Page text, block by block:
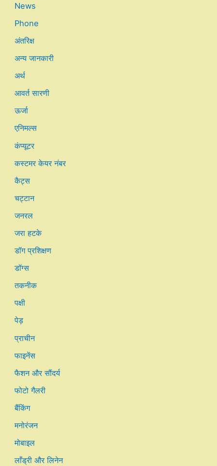
News
Phone
अंतरिक्ष
अन्य जानकारी
अर्थ
आवर्त सारणी
ऊर्जा
एनिमल्स
कंप्यूटर
कस्टमर केयर नंबर
कैट्स
चट्टान
जनरल
जरा हटके
डॉग प्रशिक्षण
डॉग्स
तकनीक
पक्षी
पेड़
प्राचीन
फाइनेंस
फैशन और सौंदर्य
फोटो गैलरी
बैंकिंग
मनोरंजन
मोबाइल
लाँड्री और लिनेन